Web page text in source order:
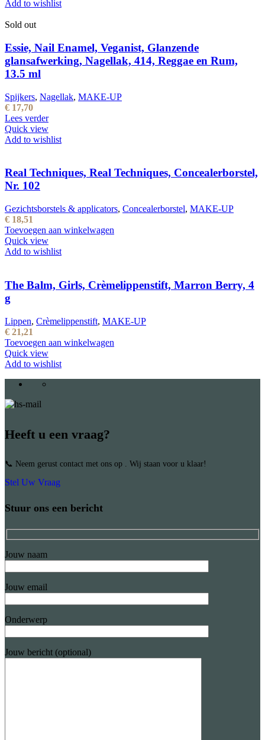
Add to wishlist
Sold out
Essie, Nail Enamel, Veganist, Glanzende
glansafwerking, Nagellak, 414, Reggae en Rum,
13.5 ml
Spijkers, Nagellak, MAKE-UP
€ 17,70
Lees verder
Quick view
Add to wishlist
Real Techniques, Real Techniques, Concealerborstel,
Nr. 102
Gezichtsborstels & applicators, Concealerborstel, MAKE-UP
€ 18,51
Toevoegen aan winkelwagen
Quick view
Add to wishlist
The Balm, Girls, Crèmelippenstift, Marron Berry, 4
g
Lippen, Crèmelippenstift, MAKE-UP
€ 21,21
Toevoegen aan winkelwagen
Quick view
Add to wishlist
Heeft u een vraag?
📞 Neem gerust contact met ons op . Wij staan voor u klaar!
Stel Uw Vraag
Stuur ons een bericht
Jouw naam
Jouw email
Onderwerp
Jouw bericht (optional)